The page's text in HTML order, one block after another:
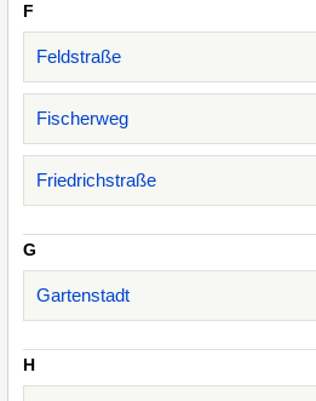
F
Feldstraße
Fischerweg
Friedrichstraße
G
Gartenstadt
H